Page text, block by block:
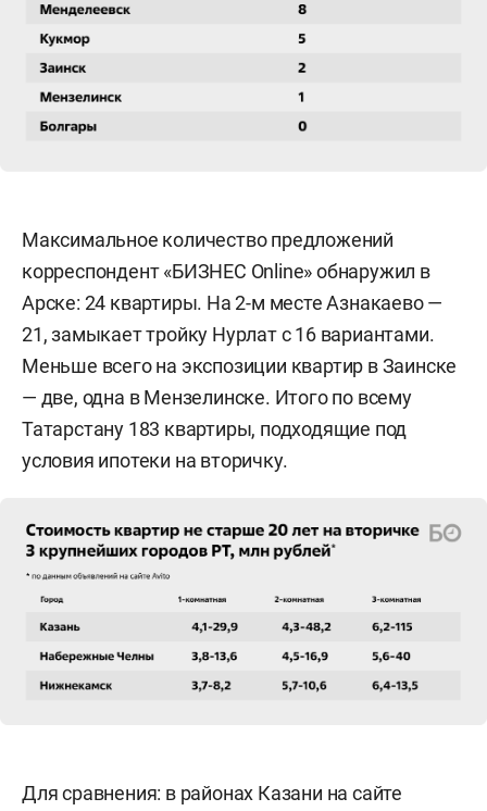
Максимальное количество предложений
корреспондент «БИЗНЕС Online» обнаружил в
Арске: 24 квартиры. На 2-м месте Азнакаево —
21, замыкает тройку Нурлат с 16 вариантами.
Меньше всего на экспозиции квартир в Заинске
— две, одна в Мензелинске. Итого по всему
Татарстану 183 квартиры, подходящие под
условия ипотеки на вторичку.
Для сравнения: в районах Казани на сайте